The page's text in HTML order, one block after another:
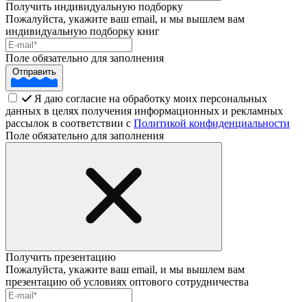
Получить индивидуальную подборку
Пожалуйста, укажите ваш email, и мы вышлем вам
индивидуальную подборку книг
Поле обязательно для заполнения
Отправить
Я даю согласие на обработку моих персональных
данных в целях получения информационных и рекламных
рассылок в соответствии с Политикой конфиденциальности
Поле обязательно для заполнения
Получить презентацию
Пожалуйста, укажите ваш email, и мы вышлем вам
презентацию об условиях оптового сотрудничества